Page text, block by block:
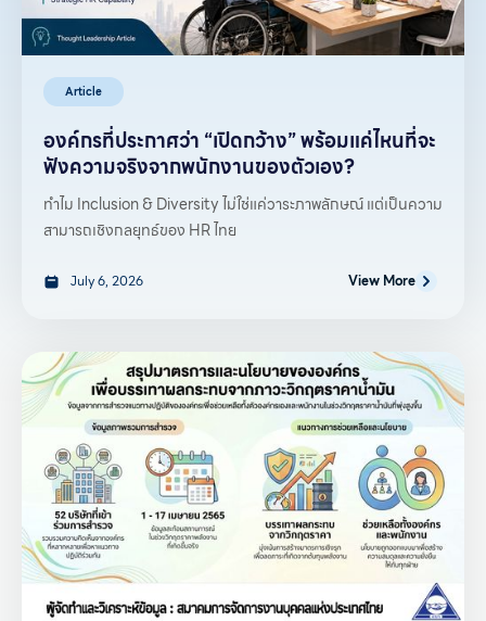
Article
องค์กรที่ประกาศว่า “เปิดกว้าง” พร้อมแค่ไหนที่จะ
ฟังความจริงจากพนักงานของตัวเอง?
ทำไม Inclusion & Diversity ไม่ใช่แค่วาระภาพลักษณ์ แต่เป็นความ
สามารถเชิงกลยุทธ์ของ HR ไทย
July 6, 2026 View More